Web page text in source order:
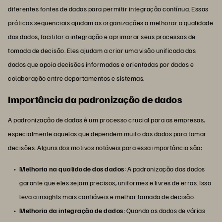
diferentes fontes de dados para permitir integração contínua. Essas
práticas sequenciais ajudam as organizações a melhorar a qualidade
dos dados, facilitar a integração e aprimorar seus processos de
tomada de decisão. Eles ajudam a criar uma visão unificada dos
dados que apoia decisões informadas e orientadas por dados e
colaboração entre departamentos e sistemas.
Importância da padronização de dados
A padronização de dados é um processo crucial para as empresas,
especialmente aquelas que dependem muito dos dados para tomar
decisões. Alguns dos motivos notáveis para essa importância são:
Melhoria na qualidade dos dados: A padronização dos dados
garante que eles sejam precisos, uniformes e livres de erros. Isso
leva a insights mais confiáveis e melhor tomada de decisão.
Melhoria da integração de dados: Quando os dados de várias